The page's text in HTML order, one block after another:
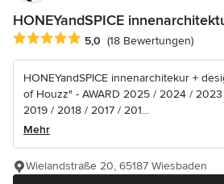
HONEYandSPICE
Durchschnittliche Bewertung: 5 von 5
5,0 (18 Bewertungen)
HONEYandSPICE innenarchitekur +
of Houzz" - AWARD 2025 / 2024 /
2019 / 2018 / 2017 / 201...
Mehr
Wielandstraße 20, 65187 Wiesbaden